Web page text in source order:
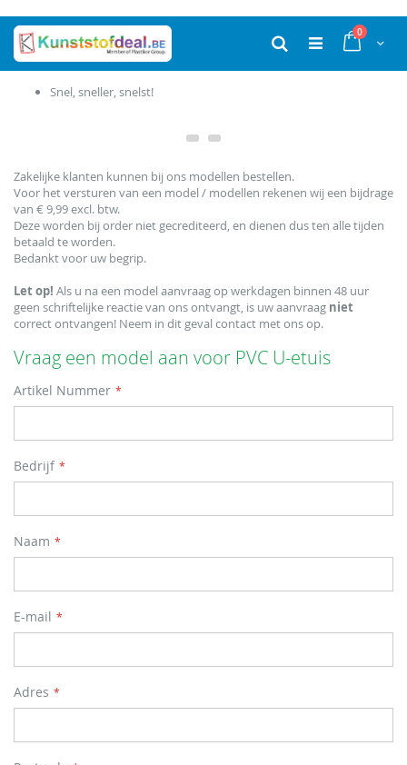
Ga
naar
inhoud
Cart
0producten
Zoek
Zakelijke klanten kunnen bij ons modellen bestellen.
Voor het versturen van een model / modellen rekenen wij een bijdrage
van € 9,99 excl. btw.
Deze worden bij order niet gecrediteerd, en dienen dus ten alle tijden
betaald te worden.
Bedankt voor uw begrip.
Let op! Als u na een model aanvraag op werkdagen binnen 48 uur
geen schriftelijke reactie van ons ontvangt, is uw aanvraag niet
correct ontvangen! Neem in dit geval contact met ons op.
Vraag een model aan voor PVC U-etuis
Artikel Nummer
Bedrijf
Naam
E-mail
Adres